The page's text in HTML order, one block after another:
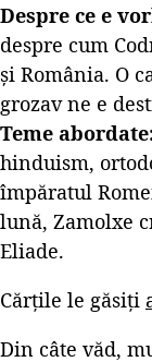
Despre ce e
despre cum
și România. O
grozav ne e
Teme
hinduism,
împăratul
lună, Zamolxe
Eliade.
Cărțile le găsiți
Din câte văd,